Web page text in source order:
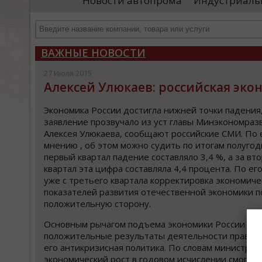
департамента продаж и контрактации
ВАЖНЫЕ НОВОСТИ
27 Июля 2015
Алексей Улюкаев: российская
Экономика России достигла нижней точки
заявление прозвучало из уст главы
Алексея Улюкаева, сообщают российские СМИ. По
мнению , об этом можно судить по итогам
первый квартал падение составляло 3,4 %, а за
квартал эта цифра составляла 4,4 процента. По
уже с третьего квартала корректировка
показателей развития отечественной экономики
положительную сторону.
Основным рычагом подъема экономики России
положительные результаты деятельности
его антикризисная политика. По словам министра ,
экономический рост в годовом исчислении смогут